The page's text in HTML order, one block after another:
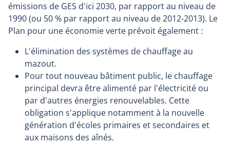
émissions de GES d'ici 2030, par rapport au niveau de
1990 (ou 50 % par rapport au niveau de 2012-2013). Le
Plan pour une économie verte prévoit également :
L'élimination des systèmes de chauffage au
mazout.
Pour tout nouveau bâtiment public, le chauffage
principal devra être alimenté par l'électricité ou
par d'autres énergies renouvelables. Cette
obligation s'applique notamment à la nouvelle
génération d'écoles primaires et secondaires et
aux maisons des aînés.